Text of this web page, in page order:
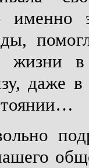
именно
жизни
даже